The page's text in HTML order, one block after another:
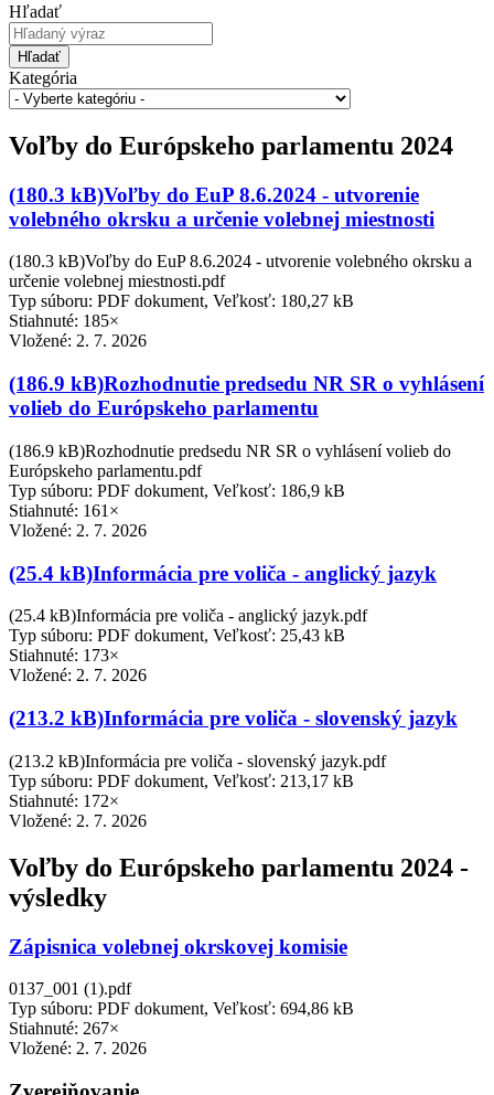
Hľadať
Hľadať
Kategória
Voľby do Európskeho parlamentu 2024
(180.3 kB)Voľby do EuP 8.6.2024 - utvorenie
volebného okrsku a určenie volebnej miestnosti
(180.3 kB)Voľby do EuP 8.6.2024 - utvorenie volebného okrsku a
určenie volebnej miestnosti.pdf
Typ súboru: PDF dokument, Veľkosť: 180,27 kB
Stiahnuté: 185×
Vložené: 2. 7. 2026
(186.9 kB)Rozhodnutie predsedu NR SR o vyhlásení
volieb do Európskeho parlamentu
(186.9 kB)Rozhodnutie predsedu NR SR o vyhlásení volieb do
Európskeho parlamentu.pdf
Typ súboru: PDF dokument, Veľkosť: 186,9 kB
Stiahnuté: 161×
Vložené: 2. 7. 2026
(25.4 kB)Informácia pre voliča - anglický jazyk
(25.4 kB)Informácia pre voliča - anglický jazyk.pdf
Typ súboru: PDF dokument, Veľkosť: 25,43 kB
Stiahnuté: 173×
Vložené: 2. 7. 2026
(213.2 kB)Informácia pre voliča - slovenský jazyk
(213.2 kB)Informácia pre voliča - slovenský jazyk.pdf
Typ súboru: PDF dokument, Veľkosť: 213,17 kB
Stiahnuté: 172×
Vložené: 2. 7. 2026
Voľby do Európskeho parlamentu 2024 -
výsledky
Zápisnica volebnej okrskovej komisie
0137_001 (1).pdf
Typ súboru: PDF dokument, Veľkosť: 694,86 kB
Stiahnuté: 267×
Vložené: 2. 7. 2026